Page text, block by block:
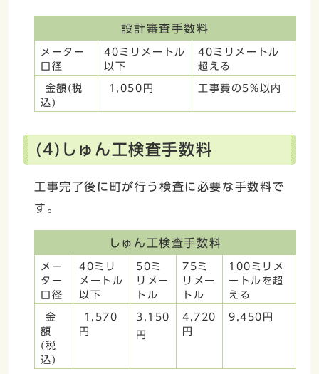
設計審査手数料
メーター
口径
40ミリメートル
以下
40ミリメートル
超える
金額(税
込)
1,050円 工事費の5%以内
(4)しゅん工検査手数料
工事完了後に町が行う検査に必要な手数料で
す。
しゅん工検査手数料
メー
ター
口径
40ミリ
メートル
以下
50ミ
リメー
トル
75ミ
リメー
トル
100ミリメ
ートルを超
える
金
額
(税
込)
1,570
円
3,150
円
4,720
円
9,450円